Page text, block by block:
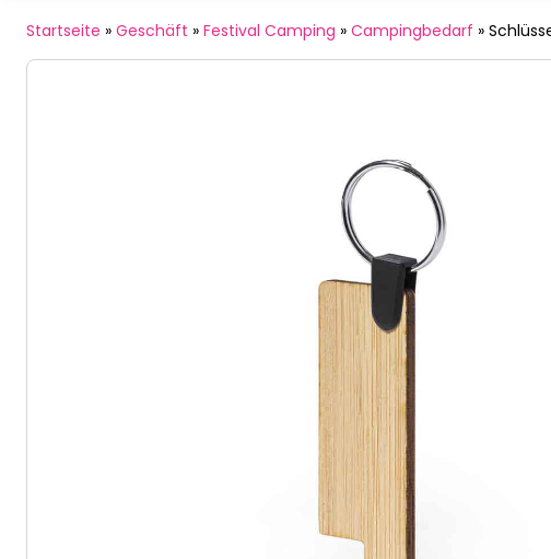
Startseite » Geschäft » Festival Camping » Campingbedarf »